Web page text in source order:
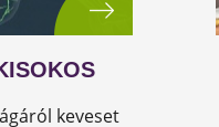
keveset